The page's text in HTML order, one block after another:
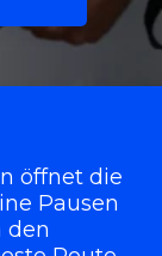
öffnet die
Pausen
den